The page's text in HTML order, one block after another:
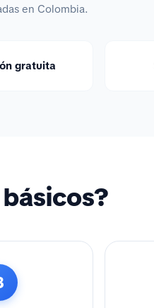
en Colombia.
gratuita